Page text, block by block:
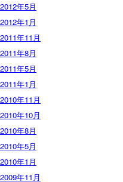
2012年5月
2012年1月
2011年11月
2011年8月
2011年5月
2011年1月
2010年11月
2010年10月
2010年8月
2010年5月
2010年1月
2009年11月